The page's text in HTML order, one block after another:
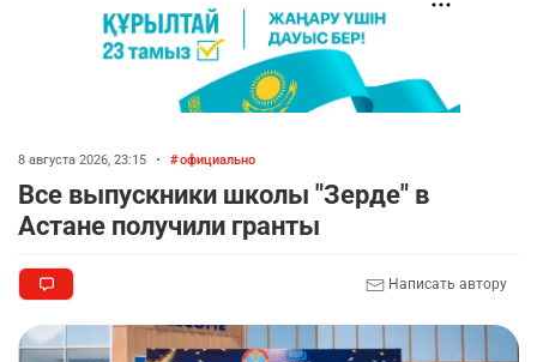
8 августа 2026, 23:15 • официально
Все выпускники школы "Зерде" в
Астане получили гранты
Написать автору